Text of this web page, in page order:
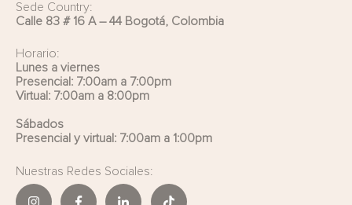
Sede Country:
Calle 83 # 16 A – 44 Bogotá, Colombia
Horario:
Lunes a viernes
Presencial: 7:00am a 7:00pm
Virtual: 7:00am a 8:00pm
Sábados
Presencial y virtual: 7:00am a 1:00pm
Nuestras Redes Sociales: